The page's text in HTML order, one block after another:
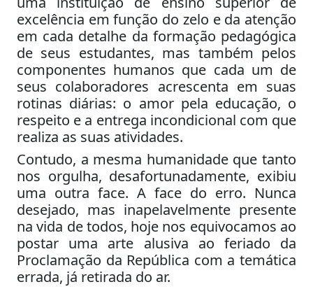
excelência em função do zelo e da atenção
em cada detalhe da formação pedagógica
de seus estudantes, mas também pelos
componentes humanos que cada um de
seus colaboradores acrescenta em suas
rotinas diárias: o amor pela educação, o
respeito e a entrega incondicional com que
realiza as suas atividades.
Contudo, a mesma humanidade que tanto
nos orgulha, desafortunadamente, exibiu
uma outra face. A face do erro. Nunca
desejado, mas inapelavelmente presente
na vida de todos, hoje nos equivocamos ao
postar uma arte alusiva ao feriado da
Proclamação da República com a temática
errada, já retirada do ar.